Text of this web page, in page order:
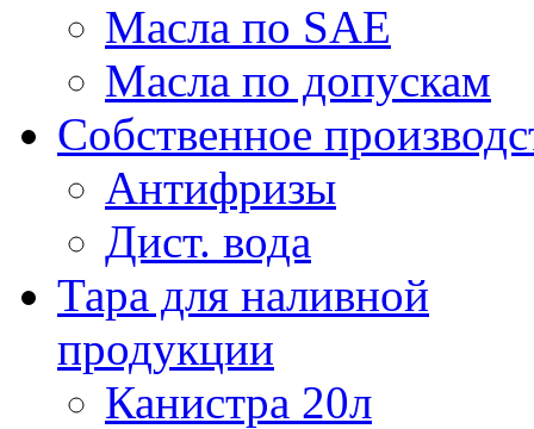
Масла по SAE
Масла по допускам
Собственное
Антифризы
Дист. вода
Тара для наливной
продукции
Канистра 20л